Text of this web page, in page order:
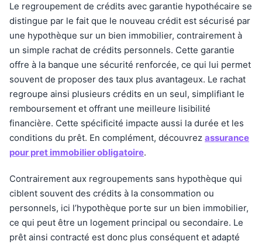
Le regroupement de crédits avec garantie hypothécaire se
distingue par le fait que le nouveau crédit est sécurisé par
une hypothèque sur un bien immobilier, contrairement à
un simple rachat de crédits personnels. Cette garantie
offre à la banque une sécurité renforcée, ce qui lui permet
souvent de proposer des taux plus avantageux. Le rachat
regroupe ainsi plusieurs crédits en un seul, simplifiant le
remboursement et offrant une meilleure lisibilité
financière. Cette spécificité impacte aussi la durée et les
conditions du prêt. En complément, découvrez assurance
pour pret immobilier obligatoire.
Contrairement aux regroupements sans hypothèque qui
ciblent souvent des crédits à la consommation ou
personnels, ici l’hypothèque porte sur un bien immobilier,
ce qui peut être un logement principal ou secondaire. Le
prêt ainsi contracté est donc plus conséquent et adapté